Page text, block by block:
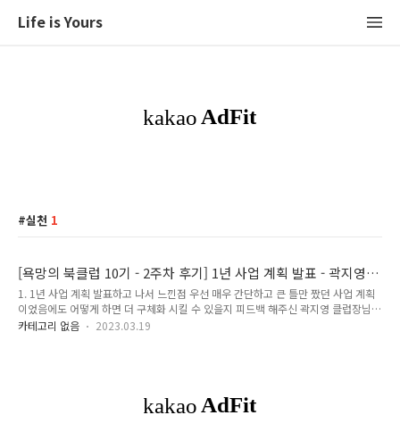
Life is Yours
실천 1
[욕망의 북클럽 10기 - 2주차 후기] 1년 사업 계획 발표 - 곽지영
클럽장님
1. 1년 사업 계획 발표하고 나서 느낀점 우선 매우 간단하고 큰 틀만 짰던 사업 계획
이었음에도 어떻게 하면 더 구체화 시킬 수 있을지 피드백 해주신 곽지영 클럽장님께
너무 감사했다. 스스로 발표를 하면서도 '너무 부족한데..' 라는 마음이 들어서 속으로
니 더없이 든든하고 의미있는 시간을 보낼 수 있었다. 2. 보완해야할 점 1. 이미 하고
있는 사람들이 내가 하고자 하는 일을 어떻게 ..
카테고리 없음 2023.03.19